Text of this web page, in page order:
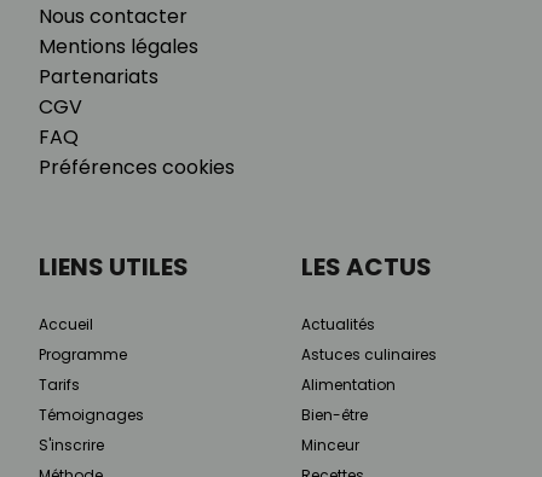
Nous contacter
Mentions légales
Partenariats
CGV
FAQ
Préférences cookies
LIENS UTILES
Accueil
Programme
Tarifs
Témoignages
S'inscrire
LES ACTUS
Actualités
Astuces culinaires
Alimentation
Bien-être
Minceur